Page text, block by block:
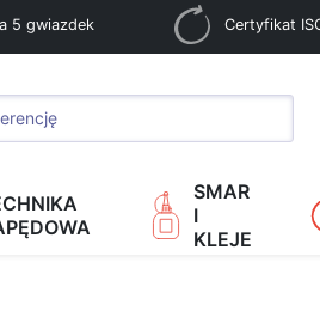
5 gwiazdek Certyfikat
SMAR
I
KLEJE